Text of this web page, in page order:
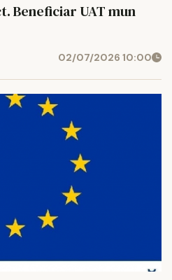
Beneficiar UAT mun
02/07/2026 10:00